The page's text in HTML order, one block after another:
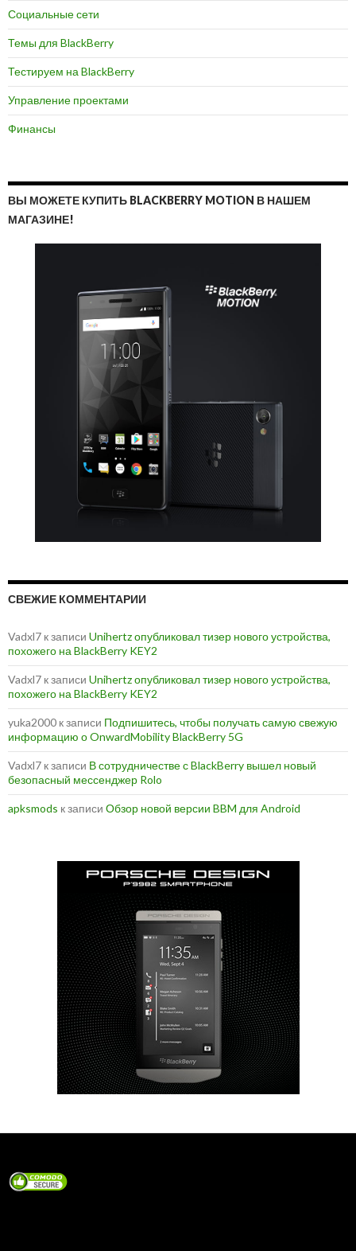
Социальные сети
Темы для BlackBerry
Тестируем на BlackBerry
Управление проектами
Финансы
ВЫ МОЖЕТЕ КУПИТЬ BLACKBERRY MOTION В НАШЕМ
МАГАЗИНЕ!
СВЕЖИЕ КОММЕНТАРИИ
Vadxl7 к записи Unihertz опубликовал тизер нового устройства,
похожего на BlackBerry KEY2
Vadxl7 к записи Unihertz опубликовал тизер нового устройства,
похожего на BlackBerry KEY2
yuka2000 к записи Подпишитесь, чтобы получать самую свежую
информацию о OnwardMobility BlackBerry 5G
Vadxl7 к записи В сотрудничестве с BlackBerry вышел новый
безопасный мессенджер Rolo
apksmods к записи Обзор новой версии BBM для Android